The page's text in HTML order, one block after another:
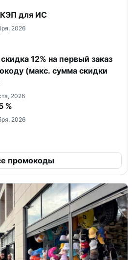
КЭП для ИС
2026
12% на первый заказ
(макс. сумма скидки
2026
%
2026
промокоды